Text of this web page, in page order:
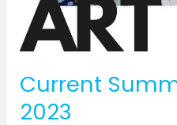
Current
2023